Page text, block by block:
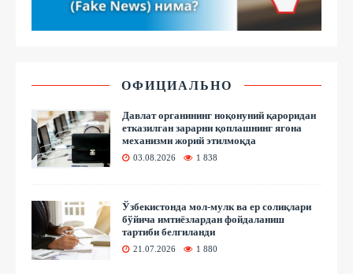
ОФИЦИАЛЬНО
Давлат органининг ноқонуний қароридан
етказилган зарарни қоплашнинг ягона
механизми жорий этилмоқда
03.08.2026 1 838
Ўзбекистонда мол-мулк ва ер солиқлари
бўйича имтиёзлардан фойдаланиш
тартиби белгиланди
21.07.2026 1 880